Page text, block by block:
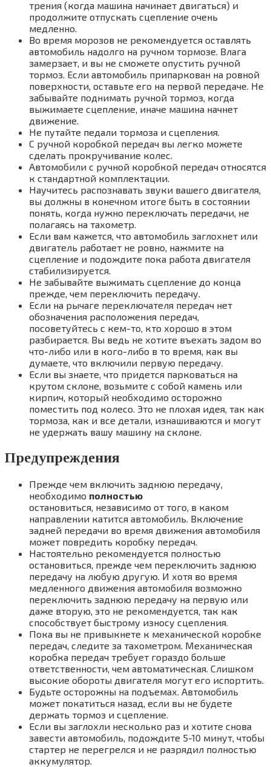
трения (когда машина начинает двигаться) и
продолжите отпускать сцепление очень
медленно.
Во время морозов не рекомендуется оставлять
автомобиль надолго на ручном тормозе. Влага
замерзает, и вы не сможете опустить ручной
тормоз. Если автомобиль припаркован на ровной
поверхности, оставьте его на первой передаче. Не
забывайте поднимать ручной тормоз, когда
выжимаете сцепление, иначе машина начнет
движение.
Не путайте педали тормоза и сцепления.
С ручной коробкой передач вы легко можете
сделать прокручивание колес.
Автомобили с ручной коробкой передач относятся
к стандартной комплектации.
Научитесь распознавать звуки вашего двигателя,
вы должны в конечном итоге быть в состоянии
понять, когда нужно переключать передачи, не
полагаясь на тахометр.
Если вам кажется, что автомобиль заглохнет или
двигатель работает не ровно, нажмите на
сцепление и подождите пока работа двигателя
стабилизируется.
Не забывайте выжимать сцепление до конца
прежде, чем переключить передачу.
Если на рычаге переключателя передач нет
обозначения расположения передач,
посоветуйтесь с кем-то, кто хорошо в этом
разбирается. Вы ведь не хотите въехать задом во
что-либо или в кого-либо в то время, как вы
думаете, что включили первую передачу.
Если вы знаете, что придется парковаться на
крутом склоне, возьмите с собой камень или
кирпич, который необходимо осторожно
поместить под колесо. Это не плохая идея, так как
тормоза, как и все детали, изнашиваются и могут
не удержать вашу машину на склоне.
Предупреждения
Прежде чем включить заднюю передачу,
необходимо полностью
остановиться, независимо от того, в каком
направлении катится автомобиль. Включение
задней передачи во время движения автомобиля
может повредить коробку передач.
Настоятельно рекомендуется полностью
остановиться, прежде чем переключить заднюю
передачу на любую другую. И хотя во время
медленного движения автомобиля возможно
переключить заднюю передачу на первую или
даже вторую, это не рекомендуется, так как
способствует быстрому износу сцепления.
Пока вы не привыкнете к механической коробке
передач, следите за тахометром. Механическая
коробка передач требует гораздо больше
ответственности, чем автоматическая. Слишком
высокие обороты двигателя могут его испортить.
Будьте осторожны на подъемах. Автомобиль
может покатиться назад, если вы не будете
держать тормоз и сцепление.
Если вы заглохли несколько раз и хотите снова
завести автомобиль, подождите 5-10 минут, чтобы
стартер не перегрелся и не разрядил полностью
аккумулятор.